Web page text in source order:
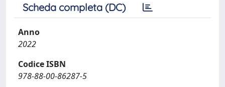
Scheda completa (DC)
Anno
2022
Codice ISBN
978-88-00-86287-5